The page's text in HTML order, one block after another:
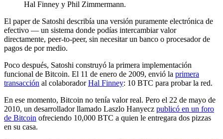
Hal Finney y Phil Zimmermann.
El paper de Satoshi describía una versión puramente electrónica de
efectivo — un sistema donde podías intercambiar valor
directamente, peer-to-peer, sin necesitar un banco o procesador de
pagos de por medio.
Poco después, Satoshi construyó la primera implementación
funcional de Bitcoin. El 11 de enero de 2009, envió la primera
transacción al colaboradorHal Finney: 10 BTC para probar la red.
En ese momento, Bitcoin no tenía valor real. Pero el 22 de mayo de
2010, un desarrollador llamado Laszlo Hanyecz publicó en un foro
de Bitcoin ofreciendo 10,000 BTC a quien le entregara dos pizzas
en su casa.